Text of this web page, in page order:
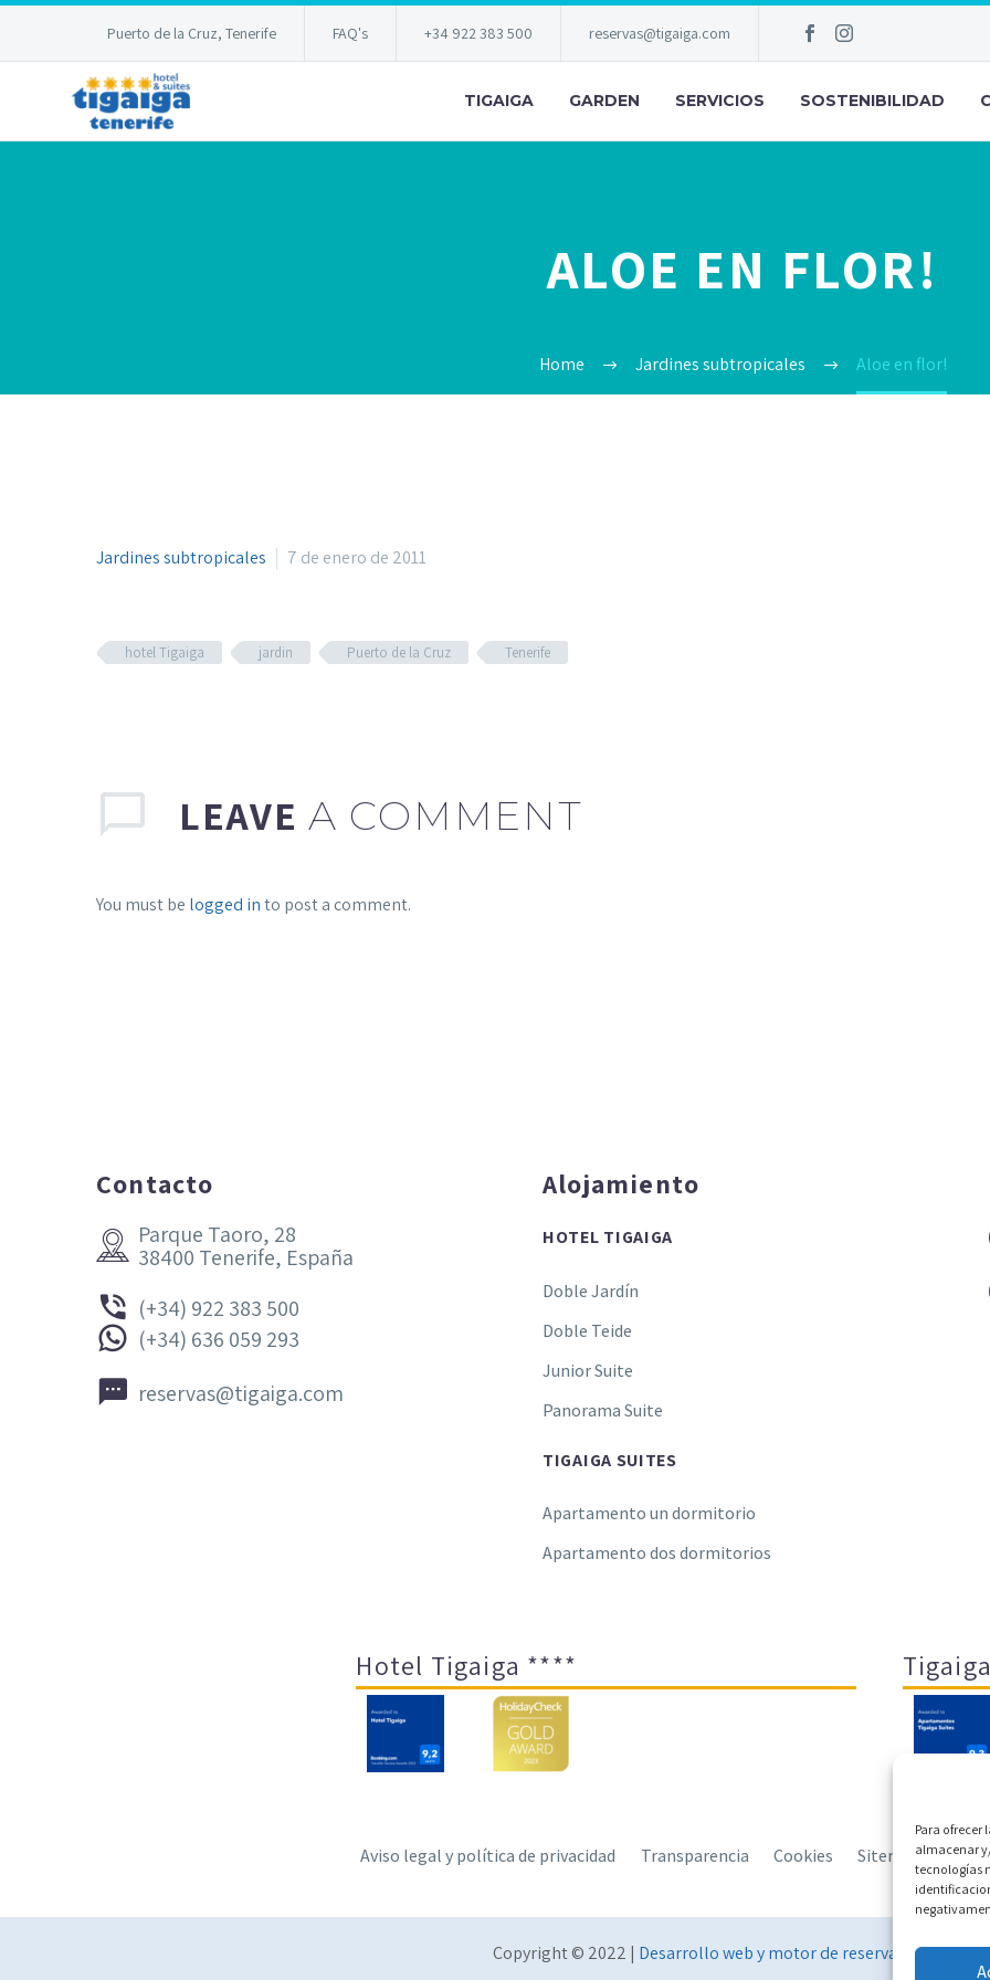
Para
almacenar
tecnologías
Puerto de la Cruz, Tenerife FAQ's +34 922 383 500 reservas@tigaiga.com
TIGAIGA GARDEN SERVICIOS SOSTENIBILIDAD
ALOE EN FLOR!
Home Jardines subtropicales Aloe en flor!
Jardines subtropicales 7 de enero de 2011
hotel Tigaiga jardin Puerto de la Cruz Tenerife
LEAVE A COMMENT
You must be logged into post a comment.
Contacto

 Parque Taoro, 28
38400 Tenerife, España

 (+34) 922 383 500

 (+34) 636 059 293

 reservas@tigaiga.com
Alojamiento
HOTEL TIGAIGA
Doble Jardín
Doble Teide
Junior Suite
Panorama Suite
TIGAIGA SUITES
Apartamento un dormitorio
Apartamento dos dormitorios
Hotel Tigaiga ****
Aviso legal y política de privacidad Transparencia Cookies Sitemap
Copyright © 2022 | Desarrollo web y motor de reservas